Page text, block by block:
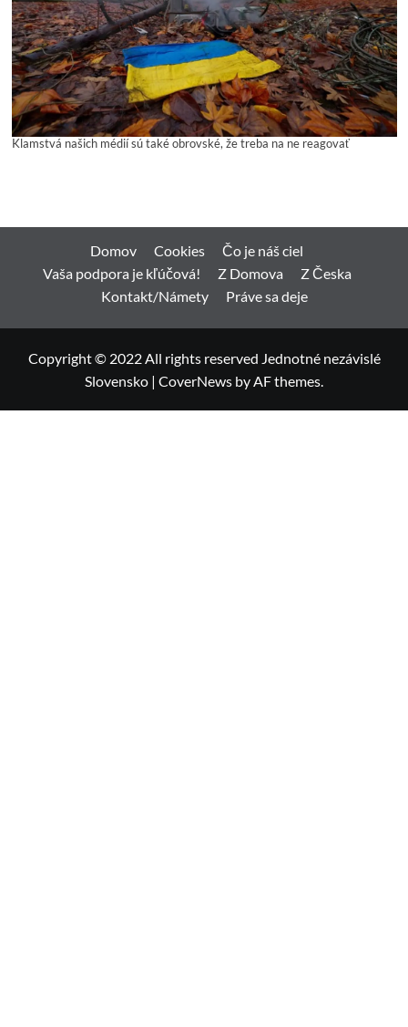
Klamstvá našich médií sú také obrovské, že treba na ne reagovať
Domov Cookies
Čo je náš ciel
Vaša podpora je kľúčová!
Z Domova
Z Česka
Kontakt/Námety
Práve sa deje
Copyright © 2022 All rights reserved Jednotné nezávislé
Slovensko | CoverNews by AF themes.